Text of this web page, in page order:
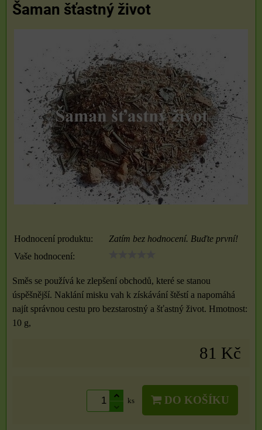
Šaman šťastný život
Hodnocení produktu:
Zatím bez hodnocení. Buďte první!
Vaše hodnocení:
Směs se používá ke zlepšení obchodů, které se stanou
úspěšnější. Naklání misku vah k získávání štěstí a napomáhá
najít správnou cestu pro bezstarostný a šťastný život. Hmotnost:
10 g,
81 Kč
ks DO KOŠÍKU